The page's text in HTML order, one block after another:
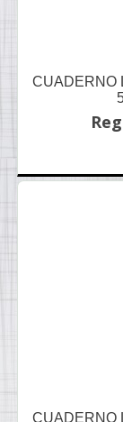
CUADERNO
CUADERNO